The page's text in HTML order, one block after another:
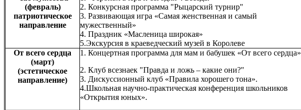
(февраль)
патриотическое
направление
2. Конкурсная программа "Рыцарский турнир"
3. Развивающая игра «Самая женственная и самый
мужественный»
4. Праздник «Масленица широкая»
5.Экскурсия в краеведческий музей в Королеве
От всего сердца
(март)
(эстетическое
направление)
1. Концертная программа для мам и бабушек «От всего сердца»
2. Клуб всезнаек "Правда и ложь – какие они?"
3. Дискуссионный клуб «Правила хорошего тона».
4.Школьная научно-практическая конференция школьников
«Открытия юных».